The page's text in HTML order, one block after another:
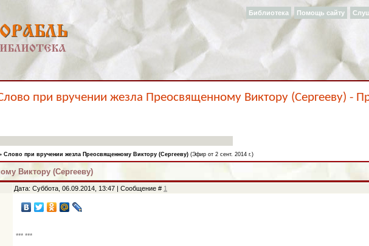
Помощь сайту
Библиотека
при вручении жезла Преосвященному Виктору (Сергееву) -
Слово при вручении жезла Преосвященному Виктору (Сергееву) (Эфир от 2 сент. 2014 г.)
Виктору (Сергееву)
Дата: Суббота, 06.09.2014, 13:47 | Сообщение # 1
*** ***